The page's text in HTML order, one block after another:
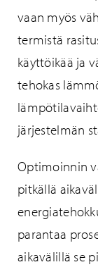
vaan myös
termistä
käyttöikää ja
tehokas
järjestelmän
Optimoinnin
pitkällä
parantaa
aikavälillä se